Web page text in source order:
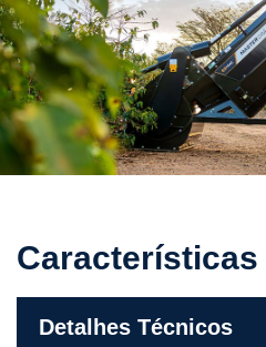
Características
Detalhes Técnicos